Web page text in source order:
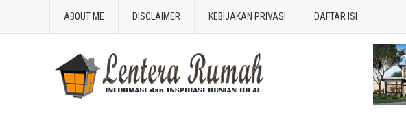
ABOUT ME DISCLAIMER KEBIJAKAN PRIVASI DAFTAR ISI